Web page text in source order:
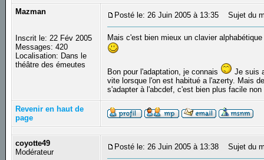
Mazman
Inscrit le: 22 Fév 2005
Messages: 420
Localisation: Dans le
théâtre des émeutes
Posté le: 26 Juin 2005 à 13:35 Sujet du
Mais c'est bien mieux un clavier
Bon pour l'adaptation, je connais
Je suis
vite lorsque l'on est habitué a l'azerty. Mais
s'adapter à l'abcdef, c'est bien plus facile
Revenir en haut de
page
coyotte49
Modérateur
Posté le: 26 Juin 2005 à 13:38 Sujet du